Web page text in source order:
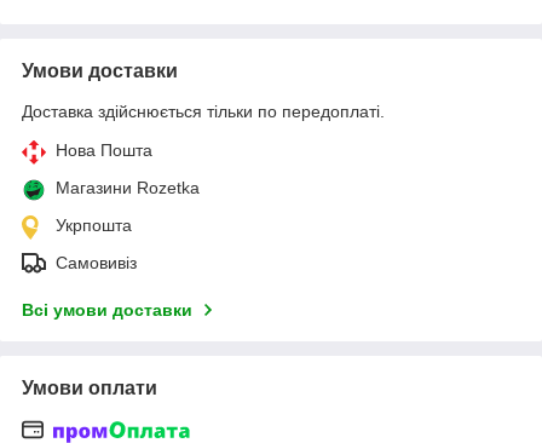
Умови доставки
Доставка здійснюється тільки по передоплаті.
Нова Пошта
Магазини Rozetka
Укрпошта
Самовивіз
Всі умови доставки
Умови оплати